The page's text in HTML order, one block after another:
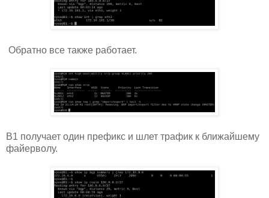
Обратно все также работает.
B1 получает один префикс и шлет трафик к ближайшему
файерволу.